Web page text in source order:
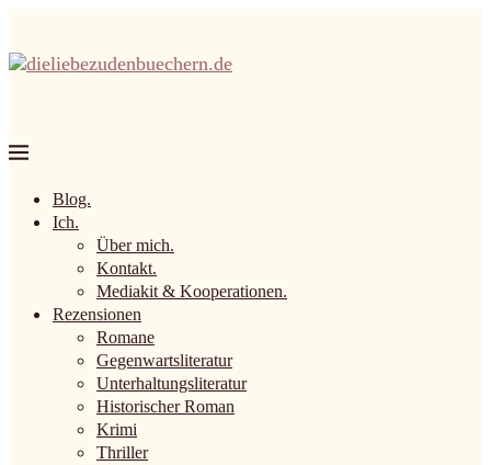
Blog.
Ich.
Über mich.
Kontakt.
Mediakit & Kooperationen.
Rezensionen
Romane
Gegenwartsliteratur
Unterhaltungsliteratur
Historischer Roman
Krimi
Thriller